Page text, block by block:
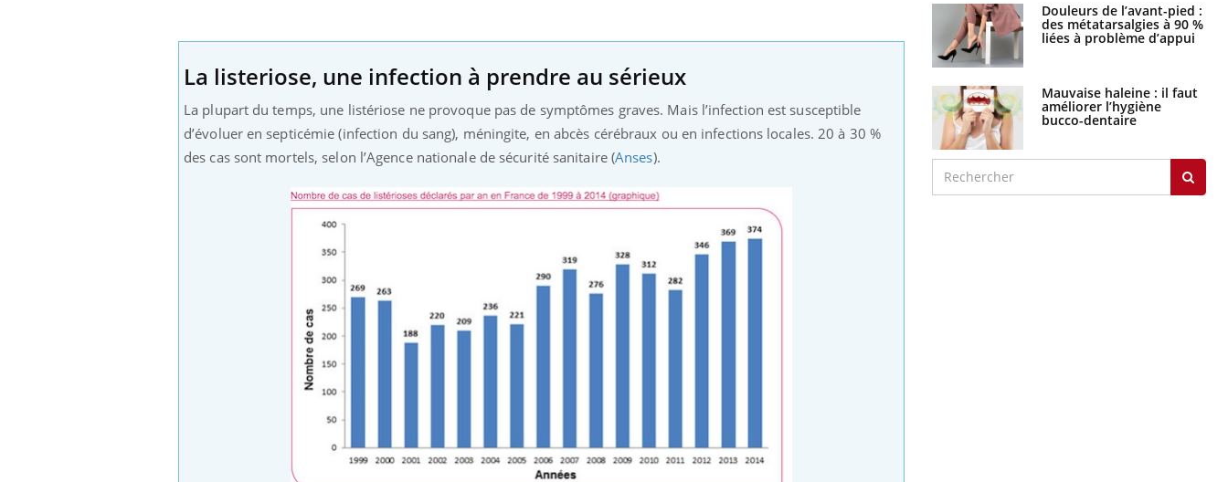
La listeriose, une infection à prendre au sérieux
La plupart du temps, une listériose ne provoque pas de symptômes graves. Mais l’infection est susceptible
d’évoluer en septicémie (infection du sang), méningite, en abcès cérébraux ou en infections locales. 20 à 30 %
des cas sont mortels, selon l’Agence nationale de sécurité sanitaire (Anses).
Douleurs de l’avant-pied :
des métatarsalgies à 90 %
liées à problème d’appui
Mauvaise haleine : il faut
améliorer l’hygiène
bucco-dentaire